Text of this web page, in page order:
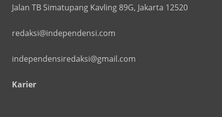
Jalan TB Simatupang Kavling 89G, Jakarta 12520
redaksi@independensi.com
independensiredaksi@gmail.com
Karier